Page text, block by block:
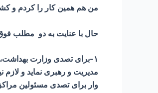
من هم همين كار را كردم و
حال با عنایت به دو مطلب
۱-برای تصدی وزارت
مدیریت و رهبری نماید و
وار برای تصدی مسئولین